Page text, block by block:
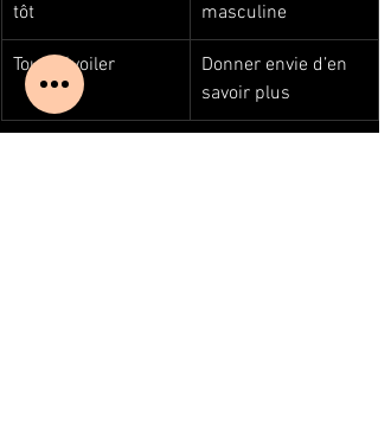
tôt
masculine
Tout dévoiler
Donner envie d’en
savoir plus